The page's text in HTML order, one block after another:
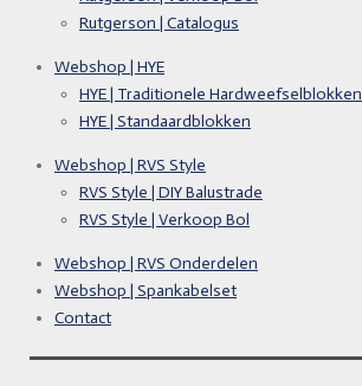
Rutgerson | Catalogus
Webshop | HYE
HYE | Traditionele Hardweefselblokken
HYE | Standaardblokken
Webshop | RVS Style
RVS Style | DIY Balustrade
RVS Style | Verkoop Bol
Webshop | RVS Onderdelen
Webshop | Spankabelset
Contact